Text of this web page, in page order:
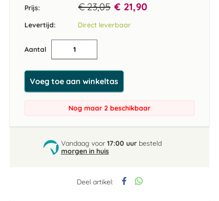
Deel artikel:
Prijs:
€ 23,05 € 21,90
Levertijd: Direct leverbaar
Aantal
Voeg toe aan winkeltas
Nog maar 2 beschikbaar
Vandaag voor 17:00 uurbesteld
morgen in huis
afbeeldingen-
gallerij